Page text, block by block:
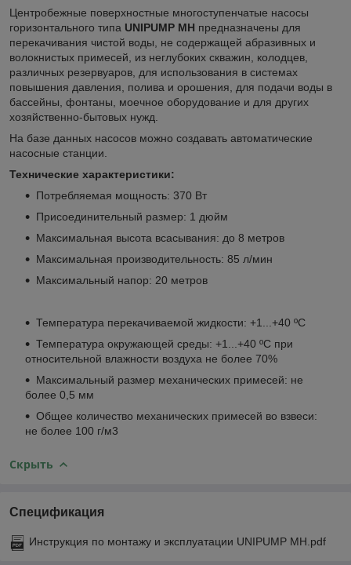
Центробежные поверхностные многоступенчатые насосы
горизонтального типа UNIPUMP MH предназначены для
перекачивания чистой воды, не содержащей абразивных и
волокнистых примесей, из неглубоких скважин, колодцев,
различных резервуаров, для использования в системах
повышения давления, полива и орошения, для подачи воды в
бассейны, фонтаны, моечное оборудование и для других
хозяйственно-бытовых нужд.
На базе данных насосов можно создавать автоматические
насосные станции.
Технические характеристики:
Потребляемая мощность: 370 Вт
Присоединительный размер: 1 дюйм
Максимальная высота всасывания: до 8 метров
Максимальная производительность: 85 л/мин
Максимальный напор: 20 метров
Температура перекачиваемой жидкости: +1...+40 ºС
Температура окружающей среды: +1...+40 ºС при
относительной влажности воздуха не более 70%
Максимальный размер механических примесей: не
более 0,5 мм
Общее количество механических примесей во взвеси:
не более 100 г/м3
Скрыть
Спецификация
Инструкция по монтажу и эксплуатации UNIPUMP MH.pdf